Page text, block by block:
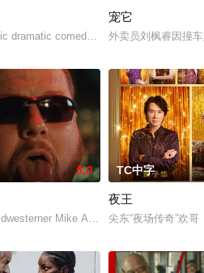
school’s driver’s ed
dramatic comedy Francella plays a
宠它
外卖员刘枫睿因撞
死相逼下破灭，沦为相亲机器。历经波
5.0
Mike Alvarado attempts to
TC中字
夜王
尖东“夜场传奇”欢